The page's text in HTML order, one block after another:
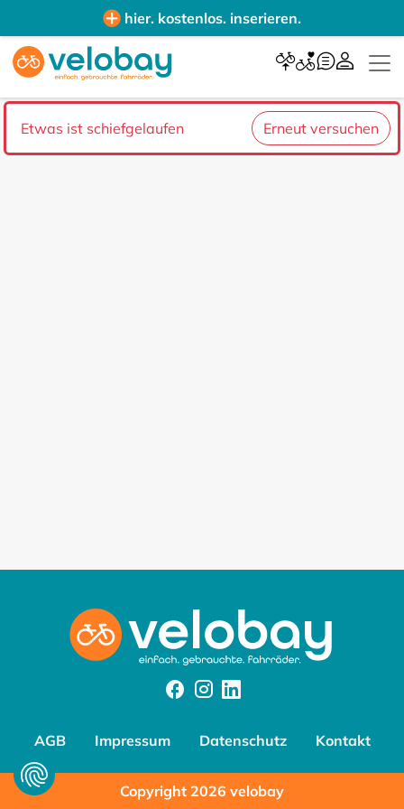
hier. kostenlos. inserieren.
Etwas ist schiefgelaufen Erneut versuchen
FacebookInstagram
AGB Impressum Datenschutz Kontakt
Copyright 2026 velobay